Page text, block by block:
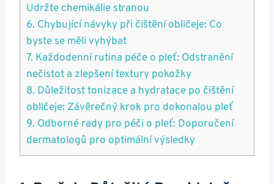
Udržte chemikálie stranou
6. Chybující⁢ návyky při čištění obličeje: Co
byste‌ se měli vyhýbat
7.‍ Každodenní rutina ‌péče o pleť: Odstranění
nečistot a zlepšení textury‍ pokožky
8. Důležitost‍ tonizace a hydratace po⁣ čištění
obličeje: Závěrečný⁣ krok pro dokonalou⁢ pleť
9. Odborné⁢ rady pro‍ péči ‍o⁢ pleť:‍ Doporučení
dermatologů pro ​optimální výsledky